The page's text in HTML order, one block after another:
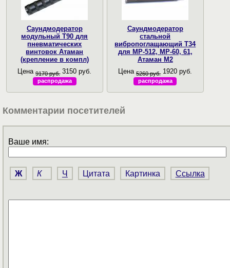
Саундмодератор
модульный T90 для
пневматических
винтовок Атаман
(крепление в компл)
Цена9170 руб. 3150 руб.
распродажа
Саундмодератор
стальной
вибропоглащающий T34
для МР-512, МР-60, 61,
Атаман М2
Цена5260 руб. 1920 руб.
распродажа
Комментарии посетителей
Ваше имя:
Ж К Ч Цитата Картинка Ссылка